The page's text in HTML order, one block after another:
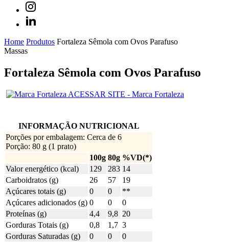
Home Produtos Fortaleza Sêmola com Ovos Parafuso
Massas
Fortaleza Sêmola com Ovos Parafuso
ACESSAR SITE - Marca Fortaleza
INFORMAÇÃO NUTRICIONAL
Porções por embalagem: Cerca de 6
Porção: 80 g (1 prato)
100g 80g %VD(*)
Valor energético (kcal)
129 283 14
Carboidratos (g)
26 57
19
Açúcares totais (g)
0 0
**
Açúcares adicionados (g) 0 0
0
Proteínas (g)
4,4 9,8 20
Gorduras Totais (g)
0,8 1,7 3
Gorduras Saturadas (g)
0 0
0